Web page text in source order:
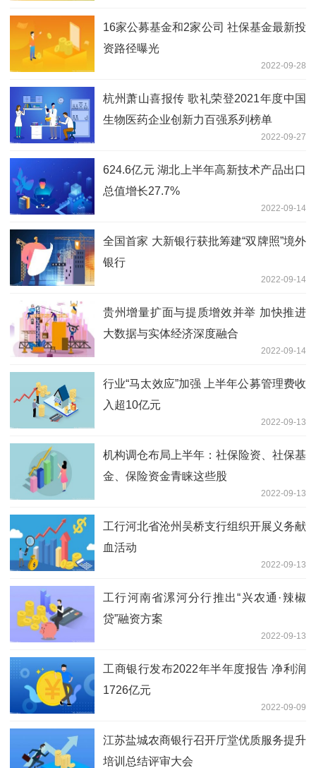
16家公募基金和2家公司 社保基金最新投
资路径曝光
2022-09-28
杭州萧山喜报传 歌礼荣登2021年度中国
生物医药企业创新力百强系列榜单
2022-09-27
624.6亿元 湖北上半年高新技术产品出口
总值增长27.7%
2022-09-14
全国首家 大新银行获批筹建“双牌照”境外
银行
2022-09-14
贵州增量扩面与提质增效并举 加快推进
大数据与实体经济深度融合
2022-09-14
行业“马太效应”加强 上半年公募管理费收
入超10亿元
2022-09-13
机构调仓布局上半年：社保险资、社保基
金、保险资金青睐这些股
2022-09-13
工行河北省沧州吴桥支行组织开展义务献
血活动
2022-09-13
工行河南省漯河分行推出“兴农通·辣椒
贷”融资方案
2022-09-13
工商银行发布2022年半年度报告 净利润
1726亿元
2022-09-09
江苏盐城农商银行召开厅堂优质服务提升
培训总结评审大会